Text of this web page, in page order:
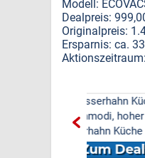
Modell:
Dealpreis:
Originalpreis:
Ersparnis: ca.
hoher Bogen
Küche ausz...
DAB
Rundfunk
Adapter
Antenn...